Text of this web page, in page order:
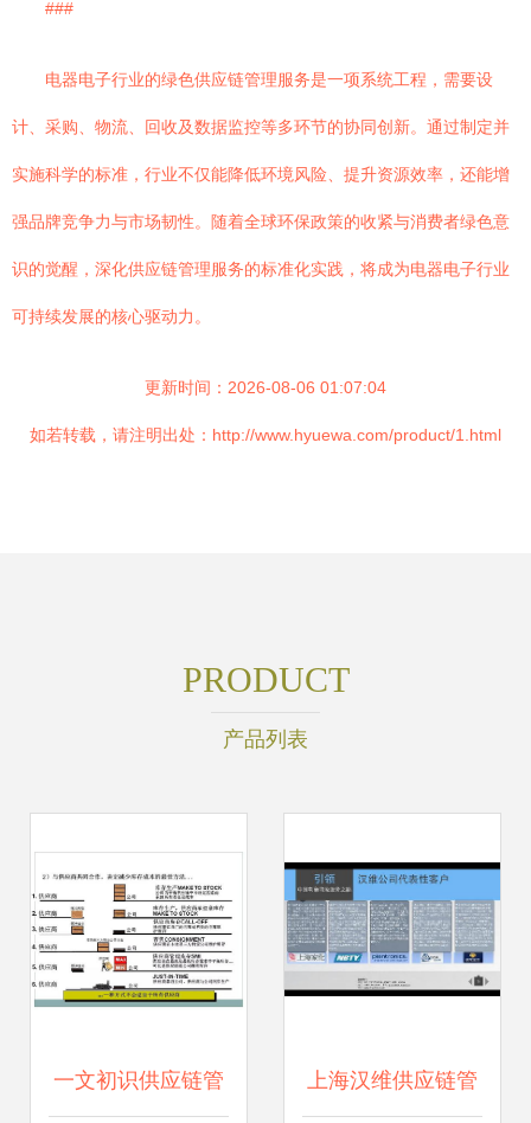
###
电器电子行业的绿色供应链管理服务是一项系统工程，需要设
计、采购、物流、回收及数据监控等多环节的协同创新。通过制定并
实施科学的标准，行业不仅能降低环境风险、提升资源效率，还能增
强品牌竞争力与市场韧性。随着全球环保政策的收紧与消费者绿色意
识的觉醒，深化供应链管理服务的标准化实践，将成为电器电子行业
可持续发展的核心驱动力。
更新时间：2026-08-06 01:07:04
如若转载，请注明出处：http://www.hyuewa.com/product/1.html
PRODUCT
产品列表
一文初识供应链管 上海汉维供应链管